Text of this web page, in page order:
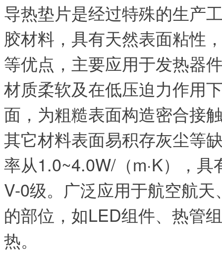
导热垫片是经过特殊的生产
胶材料，具有天然表面粘性
等优点，主要应用于发热器
材质柔软及在低压迫力作用
面，为粗糙表面构造密合接
其它材料表面易积存灰尘等
率从1.0~4.0W/（m·K），
V-0级。 广泛应用于航空航
的部位，如LED组件、热管
热。